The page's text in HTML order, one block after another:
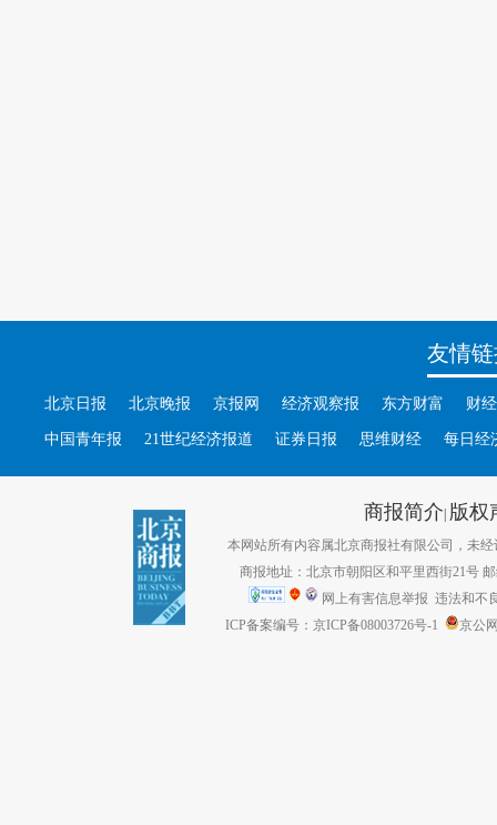
友情
北京日报 北京晚报 京报网 经济观察报 东方财富 财
中国青年报 21世纪经济报道 证券日报 思维财经 每日经
商报简介| 版权
本网站所有内容属北京商报社有限公司，未经
商报地址：北京市朝阳区和平里西街21号
网上有害信息举报 违法和不
ICP备案编号：京ICP备08003726号-1
京公